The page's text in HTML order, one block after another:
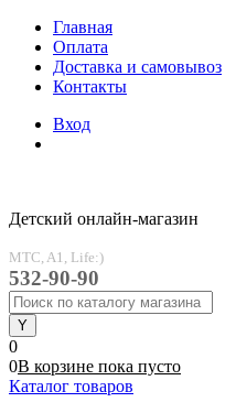
Главная
Оплата
Доставка и самовывоз
Контакты
Вход
Детский онлайн-магазин
MTC, A1, Life:)
532-90-90
0
0В корзине пока пусто
Каталог товаров